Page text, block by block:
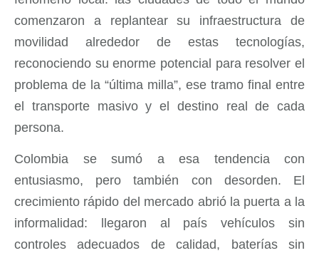
comenzaron a replantear su infraestructura de
movilidad alrededor de estas tecnologías,
reconociendo su enorme potencial para resolver el
problema de la “última milla”, ese tramo final entre
el transporte masivo y el destino real de cada
persona.
Colombia se sumó a esa tendencia con
entusiasmo, pero también con desorden. El
crecimiento rápido del mercado abrió la puerta a la
informalidad: llegaron al país vehículos sin
controles adecuados de calidad, baterías sin